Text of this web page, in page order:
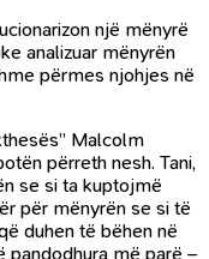
një mënyrë
analizuar mënyrën
përmes njohjes në
Malcolm
përreth nesh. Tani,
se si ta kuptojmë
për mënyrën se si të
duhen të bëhen në
pandodhura më parë –